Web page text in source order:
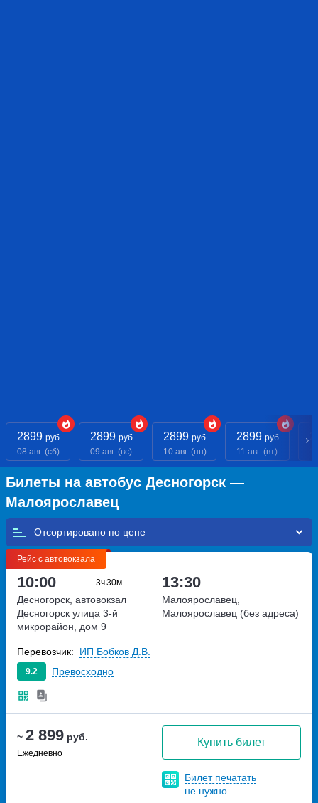
2899 руб.
08 авг. (сб)
2899 руб.
09 авг. (вс)
2899 руб.
10 авг. (пн)
2899 руб.
11 авг. (вт)
Билеты на автобус Десногорск —
Малоярославец
Отсортировано по
Рейс с автовокзала
10:00 3ч30м 13:30
~ 2 899 руб.
Ежедневно
Купить билет
Билет печатать
не нужно
Десногорск, автовокзал
Десногорск улица 3-й
микрорайон, дом 9
Малоярославец,
Малоярославец (без адреса)
9.2 Превосходно
Перевозчик: ИП Бобков Д.В.